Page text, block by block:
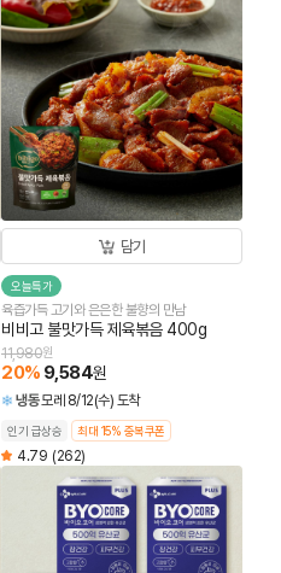
담기
오늘특가
육즙가득 고기와 은은한 불향의 만남
비비고 불맛가득 제육볶음 400g
11,980원
20% 9,584원
냉동모레 8/12(수) 도착
인기 급상승 최대 15% 중복쿠폰
4.79 (262)